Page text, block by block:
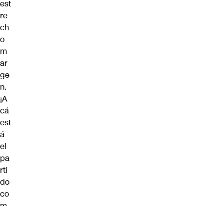
est
re
ch
o
m
ar
ge
n.
¡A
cá
est
á
el
pa
rti
do
co